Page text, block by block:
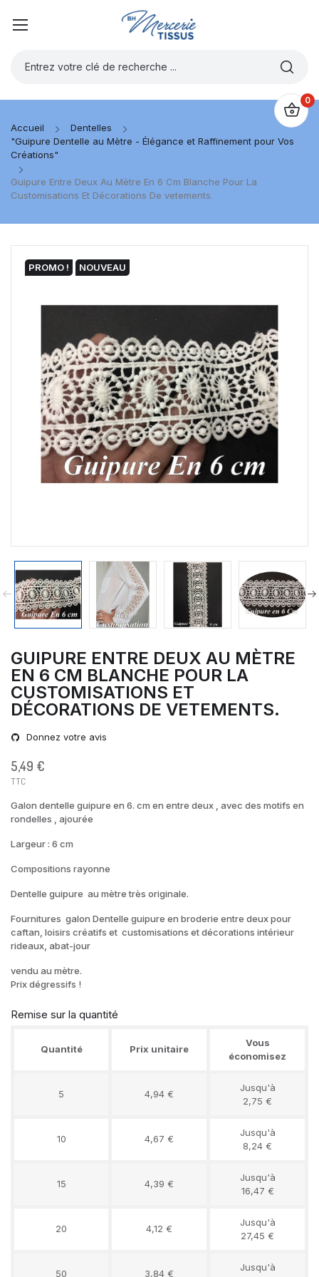
0
Accueil
Dentelles
"Guipure Dentelle au Mètre - Élégance et Raffinement pour Vos
Créations"
Guipure Entre Deux Au Mètre En 6 Cm Blanche Pour La
Customisations Et Décorations De vetements.
PROMO ! NOUVEAU
GUIPURE ENTRE DEUX AU MÈTRE
EN 6 CM BLANCHE POUR LA
CUSTOMISATIONS ET
DÉCORATIONS DE VETEMENTS.
Donnez votre avis
5,49 €
TTC
Galon dentelle guipure en 6. cm en entre deux , avec des motifs en
rondelles , ajourée
Largeur : 6 cm
Compositions rayonne
Dentelle guipure au mètre très originale.
Fournitures galon Dentelle guipure en broderie entre deux pour
caftan, loisirs créatifs et customisations et décorations intérieur
rideaux, abat-jour
vendu au mètre.
Prix dégressifs !
Remise sur la quantité
Quantité Prix unitaire
Vous
économisez
5 4,94 €
Jusqu'à
2,75 €
10 4,67 €
Jusqu'à
8,24 €
15 4,39 €
Jusqu'à
16,47 €
20 4,12 €
Jusqu'à
27,45 €
50 3,84 €
Jusqu'à